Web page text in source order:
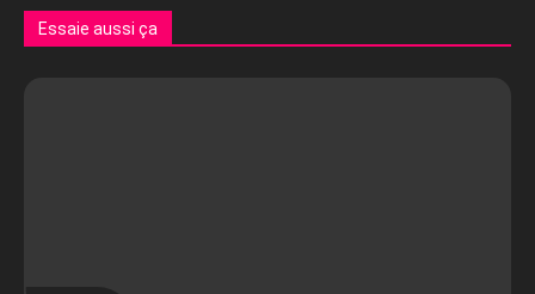
Essaie aussi ça